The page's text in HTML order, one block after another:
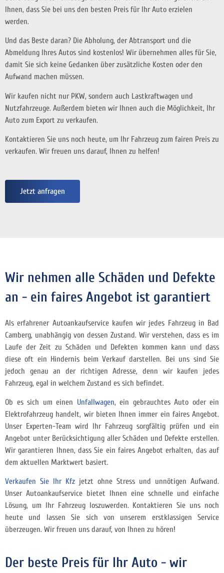
Ihnen, dass Sie bei uns den besten Preis für Ihr Auto erzielen
werden.
Und das Beste daran? Die Abholung, der Abtransport und die
Abmeldung Ihres Autos sind kostenlos! Wir übernehmen alles für Sie,
damit Sie sich keine Gedanken über zusätzliche Kosten oder den
Aufwand machen müssen.
Wir kaufen nicht nur PKW, sondern auch Lastkraftwagen und
Nutzfahrzeuge. Außerdem bieten wir Ihnen auch die Möglichkeit, Ihr
Auto zum Export zu verkaufen.
Kontaktieren Sie uns noch heute, um Ihr Fahrzeug zum fairen Preis zu
verkaufen. Wir freuen uns darauf, Ihnen zu helfen!
Jetzt anfragen
Wir nehmen alle Schäden und Defekte
an - ein faires Angebot ist garantiert
Als erfahrener Autoankaufservice kaufen wir jedes Fahrzeug in Bad
Camberg, unabhängig von dessen Zustand. Wir verstehen, dass es im
Laufe der Zeit zu Schäden und Defekten kommen kann und dass
diese oft ein Hindernis beim Verkauf darstellen. Bei uns sind Sie
jedoch genau an der richtigen Adresse, denn wir kaufen jedes
Fahrzeug, egal in welchem Zustand es sich befindet.
Ob es sich um einen Unfallwagen, ein gebrauchtes Auto oder ein
Elektrofahrzeug handelt, wir bieten Ihnen immer ein faires Angebot.
Unser Experten-Team wird Ihr Fahrzeug sorgfältig prüfen und ein
Angebot unter Berücksichtigung aller Schäden und Defekte erstellen.
Wir garantieren Ihnen, dass Sie ein faires Angebot erhalten, das auf
dem aktuellen Marktwert basiert.
Verkaufen Sie Ihr Kfz jetzt ohne Stress und unnötigen Aufwand.
Unser Autoankaufservice bietet Ihnen eine schnelle und einfache
Lösung, um Ihr Fahrzeug loszuwerden. Kontaktieren Sie uns noch
heute und lassen Sie sich von unserem erstklassigen Service
überzeugen. Wir freuen uns darauf, von Ihnen zu hören!
Der beste Preis für Ihr Auto - wir